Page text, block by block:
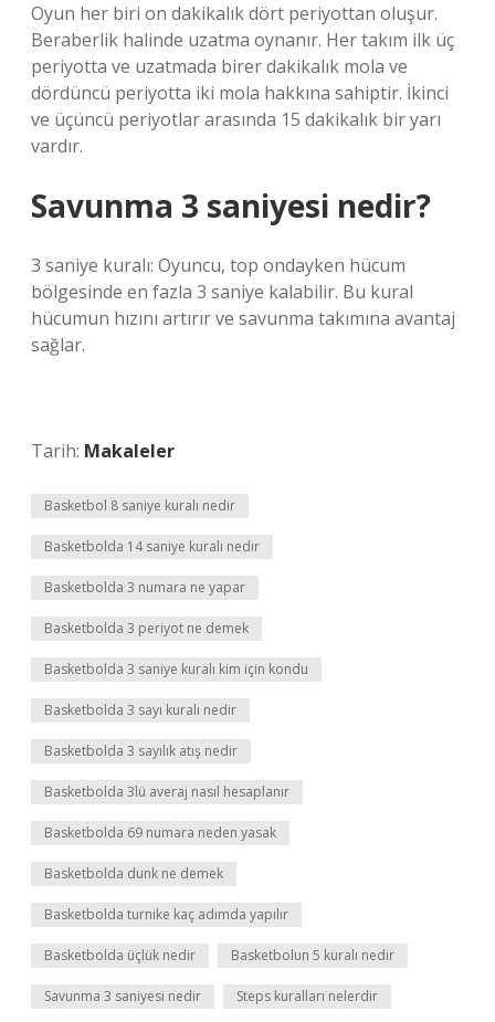
Oyun her biri on dakikalık dört periyottan oluşur.
Beraberlik halinde uzatma oynanır. Her takım ilk üç
periyotta ve uzatmada birer dakikalık mola ve
dördüncü periyotta iki mola hakkına sahiptir. İkinci
ve üçüncü periyotlar arasında 15 dakikalık bir yarı
vardır.
Savunma 3 saniyesi nedir?
3 saniye kuralı: Oyuncu, top ondayken hücum
bölgesinde en fazla 3 saniye kalabilir. Bu kural
hücumun hızını artırır ve savunma takımına avantaj
sağlar.
Tarih: Makaleler
Basketbol 8 saniye kuralı nedir
Basketbolda 14 saniye kuralı nedir
Basketbolda 3 numara ne yapar
Basketbolda 3 periyot ne demek
Basketbolda 3 saniye kuralı kim için kondu
Basketbolda 3 sayı kuralı nedir
Basketbolda 3 sayılık atış nedir
Basketbolda 3lü averaj nasıl hesaplanır
Basketbolda 69 numara neden yasak
Basketbolda dunk ne demek
Basketbolda turnike kaç adımda yapılır
Basketbolda üçlük nedir Basketbolun 5 kuralı nedir
Savunma 3 saniyesi nedir Steps kuralları nelerdir